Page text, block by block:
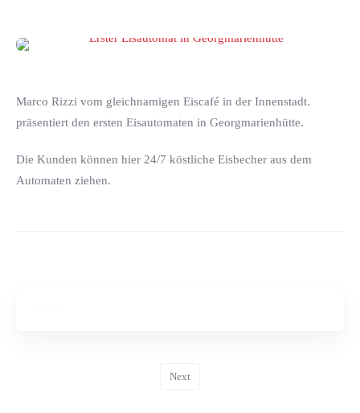
Marco Rizzi vom gleichnamigen Eiscafé in der Innenstadt.
präsentiert den ersten Eisautomaten in Georgmarienhütte.
Die Kunden können hier 24/7 köstliche Eisbecher aus dem
Automaten ziehen.
Next